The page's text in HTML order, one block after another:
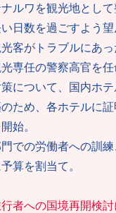
ルワを観光地とし
日数を過ごすよう望
光客がトラブルにあ
専任の警察高官を任
策について、国内ホ
ため、各ホテルに
始。
門での労働者への訓
算を割当て。
者への国境再開検